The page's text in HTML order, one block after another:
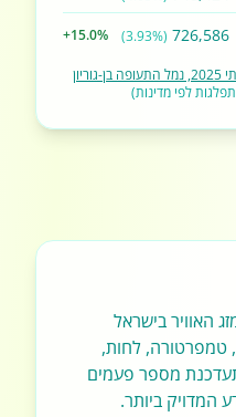
726,586
(3.93%)
+15.0%
לפי מדינות)
האוויר בישראל
טמפרטורה, לחות,
מספר פעמים
המדויק ביותר.